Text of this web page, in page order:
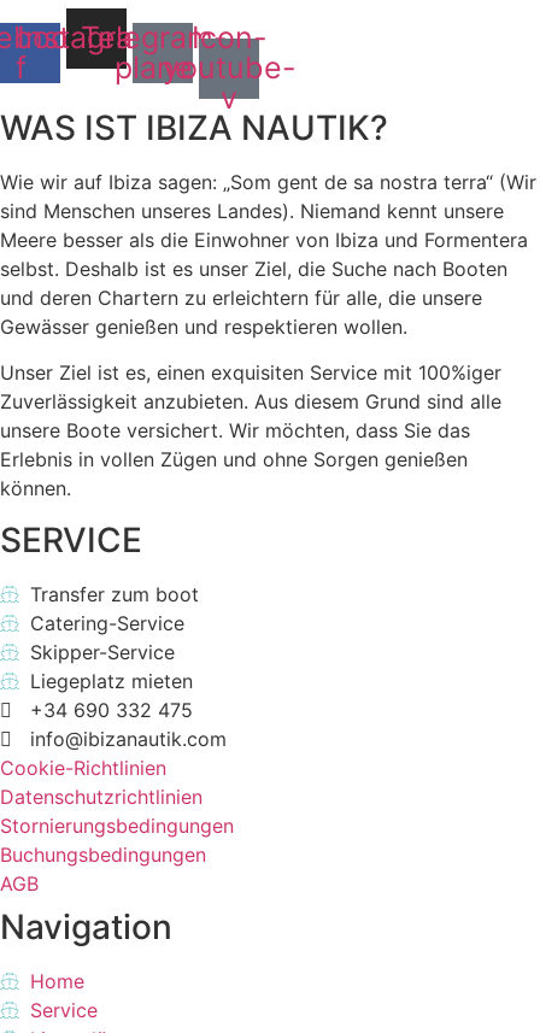
f
Instagram
Telegram-
plane
Icon-
youtube-
v
WAS IST IBIZA NAUTIK?
Wie wir auf Ibiza sagen: „Som gent de sa nostra terra“ (Wir
sind Menschen unseres Landes). Niemand kennt unsere
Meere besser als die Einwohner von Ibiza und Formentera
selbst. Deshalb ist es unser Ziel, die Suche nach Booten
und deren Chartern zu erleichtern für alle, die unsere
Gewässer genießen und respektieren wollen.
Unser Ziel ist es, einen exquisiten Service mit 100%iger
Zuverlässigkeit anzubieten. Aus diesem Grund sind alle
unsere Boote versichert. Wir möchten, dass Sie das
Erlebnis in vollen Zügen und ohne Sorgen genießen
können.
SERVICE
Transfer zum boot
Catering-Service
Skipper-Service
Liegeplatz mieten
+34 690 332 475
info@ibizanautik.com
Cookie-Richtlinien
Datenschutzrichtlinien
Stornierungsbedingungen
Buchungsbedingungen
AGB
Navigation
Home
Service